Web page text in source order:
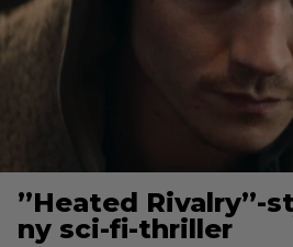
”Heated Rivalry”-
ny sci-fi-thriller